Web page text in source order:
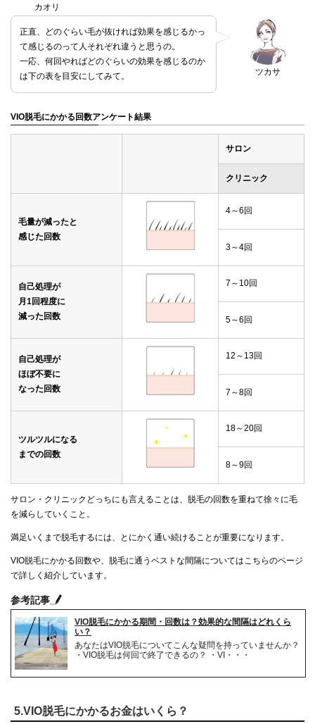
カオリ
ツカサ
正直、どのぐらい毛が抜ければ効果を感じるかっ
て感じるのって人それぞれ違うと思うの。
一応、何回やればどのぐらいの効果を感じるのか
は下の表を目安にしてみて。
VIO脱毛にかかる回数アンケート結果
サロン
クリニック
毛量が減ったと
感じた回数
4～6回
3～4回
自己処理が
月1回程度に
減った回数
7～10回
5～6回
自己処理が
ほぼ不要に
なった回数
12～13回
7～8回
ツルツルになる
までの回数
18～20回
8～9回
サロン・クリニックどっちにも言えることは、脱毛の回数を重ねて徐々に毛
を減らしていくこと。
満足いくまで脱毛するには、とにかく通い続けることが重要になります。
VIO脱毛にかかる回数や、脱毛に通うベストな間隔についてはこちらのページ
で詳しく紹介しています。
参考記事
VIO脱毛にかかる期間・回数は？効果的な間隔はどれくら
い？
あなたはVIO脱毛についてこんな疑問を持っていませんか？
・VIO脱毛は何回で終了できるの？ ・VI・・・
5.VIO脱毛にかかるお金はいくら？